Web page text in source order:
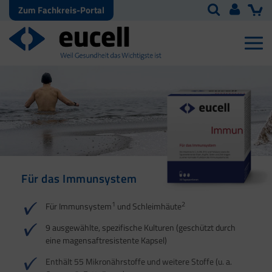
Zum Fachkreis-Portal
Für das Immunsystem
Für Immunsystem1 und Schleimhäute2
9 ausgewählte, spezifische Kulturen (geschützt durch
eine magensaftresistente Kapsel)
Enthält 55 Mikronährstoffe und weitere Stoffe (u. a.
Für Haut, Haare und
4
Für Ihre natürliche